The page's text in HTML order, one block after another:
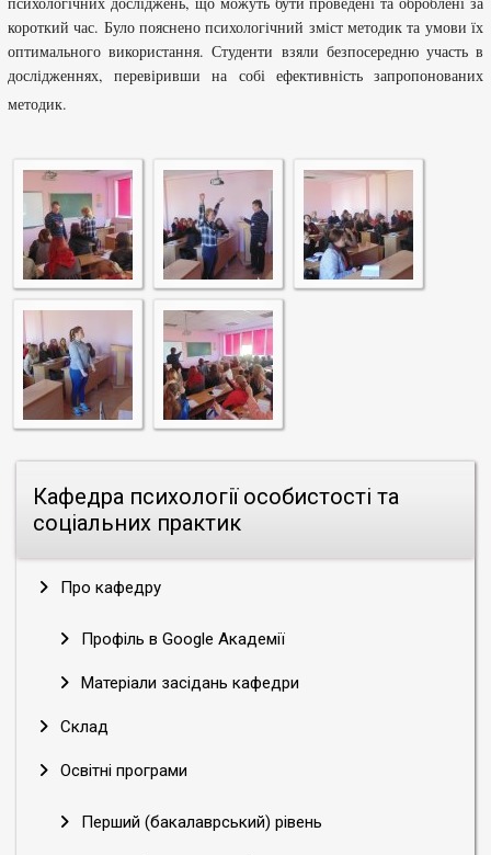
Кафедра психології особистості та
соціальних практик
Про кафедру
Профіль в Google Академії
Матеріали засідань кафедри
Склад
Освітні програми
Перший (бакалаврський) рівень
короткий час. Було пояснено психологічний зміст методик та умови їх
оптимального використання. Студенти взяли безпосередню участь в
дослідженнях, перевіривши на собі ефективність запропонованих
методик.